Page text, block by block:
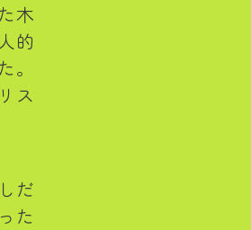
木
的
ス
だ
た